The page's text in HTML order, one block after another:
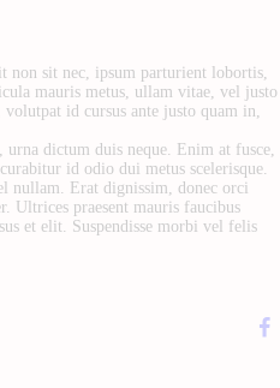
non sit nec, ipsum parturient lobortis,
mauris metus, ullam vitae, vel justo
id cursus ante justo quam in,
dictum duis neque. Enim at fusce,
id odio dui metus scelerisque.
nullam. Erat dignissim, donec orci
Ultrices praesent mauris faucibus
et elit. Suspendisse morbi vel felis